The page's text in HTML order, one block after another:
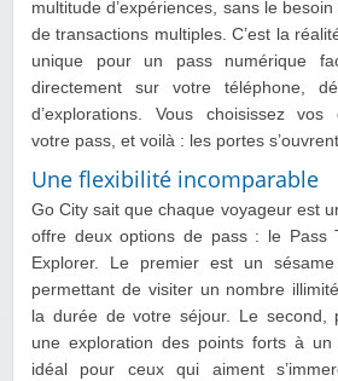
multitude d’expériences, sans le
de transactions multiples. C’est la
unique pour un pass numérique
directement sur votre téléphone,
d’explorations. Vous choisissez vos
votre pass, et voilà : les portes
Une flexibilité incomparable
Go City sait que chaque voyageur est
offre deux options de pass : le Pass
Explorer. Le premier est un
permettant de visiter un nombre
la durée de votre séjour. Le second,
une exploration des points forts à un
idéal pour ceux qui aiment